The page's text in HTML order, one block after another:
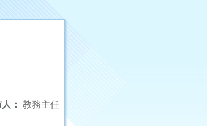
： 教務主任